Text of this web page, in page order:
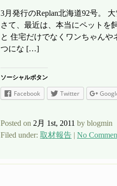
3月発行のReplan北海道92号。
さて、最近は、本当にペットを
と 住宅だけでなくワンちゃんや
つにな […]
ソーシャルボタン
Facebook Twitter
Posted on 2月 1st, 2011 by blogmin
Filed under: 取材報告 | No